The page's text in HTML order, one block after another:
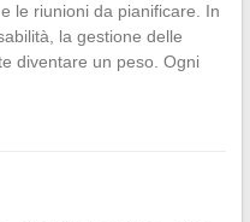
le riunioni da pianificare. In
la gestione delle
diventare un peso. Ogni